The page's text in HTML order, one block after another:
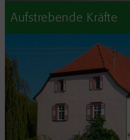
Aufstrebende Kräfte